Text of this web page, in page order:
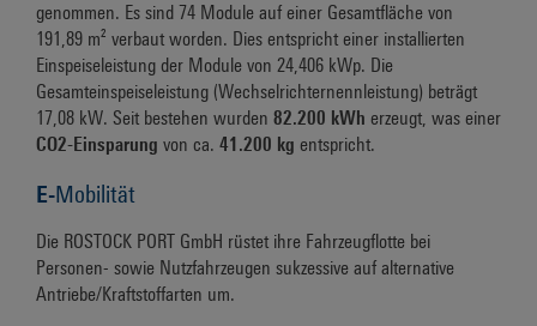
genommen. Es sind 74 Module auf einer Gesamtfläche von
191,89 m² verbaut worden. Dies entspricht einer installierten
Einspeiseleistung der Module von 24,406 kWp. Die
Gesamteinspeiseleistung (Wechselrichternennleistung) beträgt
17,08 kW. Seit bestehen wurden 82.200 kWh erzeugt, was einer
CO2-Einsparung von ca. 41.200 kg entspricht.
E-Mobilität
Die ROSTOCK PORT GmbH rüstet ihre Fahrzeugflotte bei
Personen- sowie Nutzfahrzeugen sukzessive auf alternative
Antriebe/Kraftstoffarten um.